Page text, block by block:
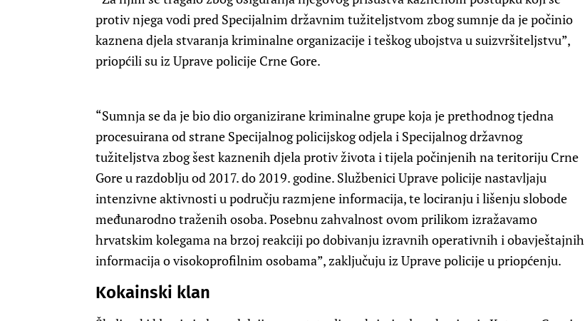
protiv njega vodi pred Specijalnim državnim tužiteljstvom zbog sumnje da je počinio
kaznena djela stvaranja kriminalne organizacije i teškog ubojstva u suizvršiteljstvu”,
priopćili su iz Uprave policije Crne Gore.
“Sumnja se da je bio dio organizirane kriminalne grupe koja je prethodnog tjedna
procesuirana od strane Specijalnog policijskog odjela i Specijalnog državnog
tužiteljstva zbog šest kaznenih djela protiv života i tijela počinjenih na teritoriju Crne
Gore u razdoblju od 2017. do 2019. godine. Službenici Uprave policije nastavljaju
intenzivne aktivnosti u području razmjene informacija, te lociranju i lišenju slobode
međunarodno traženih osoba. Posebnu zahvalnost ovom prilikom izražavamo
hrvatskim kolegama na brzoj reakciji po dobivanju izravnih operativnih i obavještajnih
informacija o visokoprofilnim osobama”, zaključuju iz Uprave policije u priopćenju.
Kokainski klan